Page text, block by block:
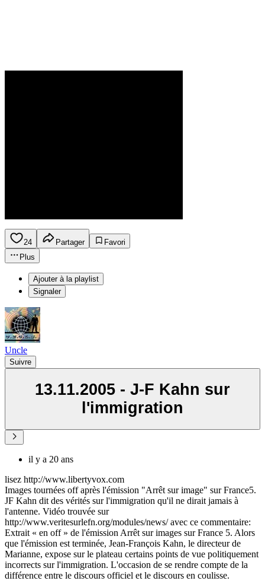
24 Partager
Favori
Plus
Ajouter à la playlist
Signaler
Uncle
Suivre
13.11.2005 - J-F Kahn sur
l'immigration
il y a 20 ans
lisez http://www.libertyvox.com
Images tournées off après l'émission "Arrêt sur image" sur France5.
JF Kahn dit des vérités sur l'immigration qu'il ne dirait jamais à
l'antenne. Vidéo trouvée sur
http://www.veritesurlefn.org/modules/news/ avec ce commentaire:
Extrait « en off » de l'émission Arrêt sur images sur France 5. Alors
que l'émission est terminée, Jean-François Kahn, le directeur de
Marianne, expose sur le plateau certains points de vue politiquement
incorrects sur l'immigration. L'occasion de se rendre compte de la
différence entre le discours officiel et le discours en coulisse.